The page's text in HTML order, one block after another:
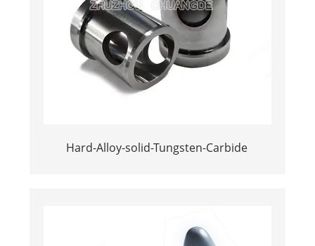
Hard-Alloy-solid-Tungsten-Carbide